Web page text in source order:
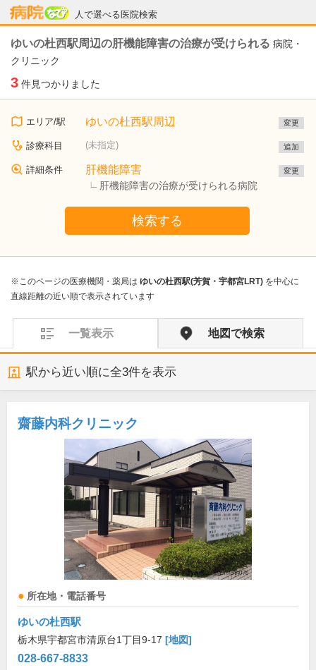
人で選べる医院検索
病院なび
ゆいの杜西駅周辺の肝機能障害の治療が受けられる 病院・
クリニック
3 件見つかりました
エリア/駅 ゆいの杜西駅周辺 変更
診療科目 (未指定) 追加
詳細条件 肝機能障害
肝機能障害の治療が受けられる病院
変更
検索する
※このページの医療機関・薬局は ゆいの杜西駅(芳賀・宇都宮LRT) を中心に
直線距離の近い順で表示されています
一覧表示 地図で検索
駅から近い順に全3件を表示
齋藤内科クリニック
所在地・電話番号
ゆいの杜西駅
栃木県宇都宮市清原台1丁目9-17 [地図]
028-667-8833